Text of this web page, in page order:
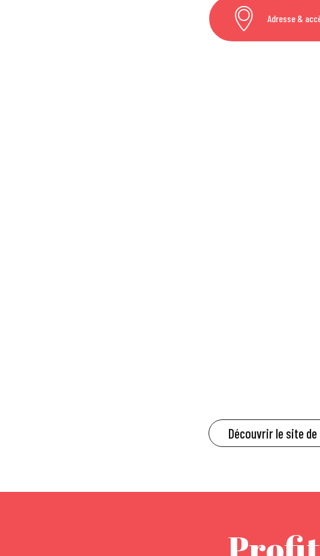
Adresse &
Découvrir le site